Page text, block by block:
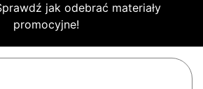
jak odebrać materiały
promocyjne!